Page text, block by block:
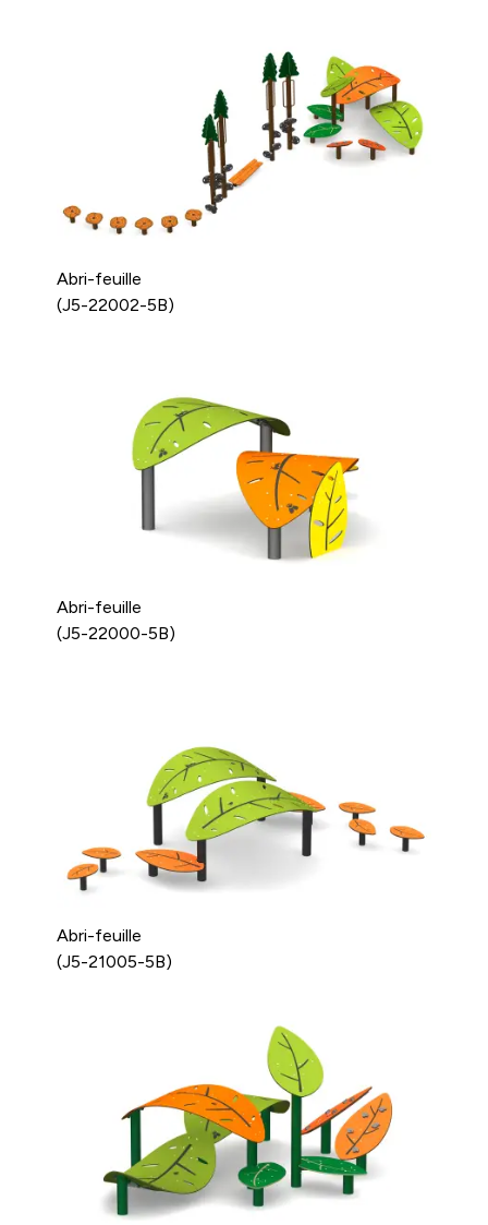
Abri-feuille
(J5-22002-5B)
Abri-feuille
(J5-22000-5B)
Abri-feuille
(J5-21005-5B)